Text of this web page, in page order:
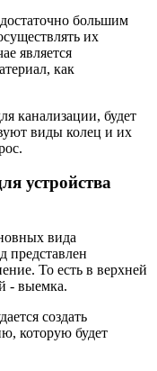
большим
их
является
как
канализации, будет
виды колец и их
устройства
вида
представлен
То есть в верхней
- выемка.
создать
которую будет